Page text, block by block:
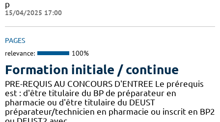
p
15/04/2025 17:00
PAGES
relevance: 100%
Formation initiale / continue
PRE-REQUIS AU CONCOURS D'ENTREE Le prérequis
est : d'être titulaire du BP de préparateur en
pharmacie ou d'être titulaire du DEUST
préparateur/technicien en pharmacie ou inscrit en BP2